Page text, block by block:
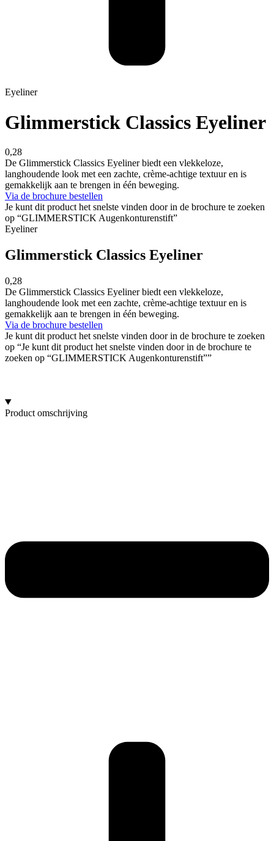
Eyeliner
Glimmerstick Classics Eyeliner
0,28
De Glimmerstick Classics Eyeliner biedt een vlekkeloze,
langhoudende look met een zachte, crème-achtige textuur en is
gemakkelijk aan te brengen in één beweging.
Via de brochure bestellen
Je kunt dit product het snelste vinden door in de brochure te zoeken
op “GLIMMERSTICK Augenkonturenstift”
Eyeliner
Glimmerstick Classics Eyeliner
0,28
De Glimmerstick Classics Eyeliner biedt een vlekkeloze,
langhoudende look met een zachte, crème-achtige textuur en is
gemakkelijk aan te brengen in één beweging.
Via de brochure bestellen
Je kunt dit product het snelste vinden door in de brochure te zoeken
op “Je kunt dit product het snelste vinden door in de brochure te
zoeken op “GLIMMERSTICK Augenkonturenstift””
Product omschrijving